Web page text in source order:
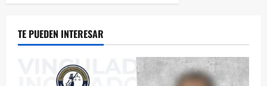
TE PUEDEN INTERESAR